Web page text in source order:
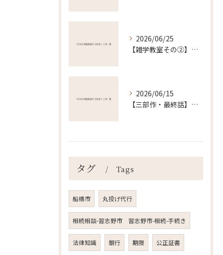
2026/06/25
【雑学教室その②】昔の戸籍は「超ビッグファミリー」！？驚きの明治戸籍
2026/06/15
【三部作・最終話】「分からない」から「最高の安心」へ。家族を守る引き算の決断
タグ Tags
船橋市 丸投げ代行
相続相談-習志野市 習志野市-相続-手続き
法律知識 銀行 期限 公正証書